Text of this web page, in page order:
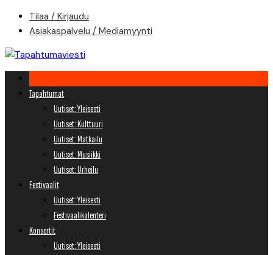
Skip
content
Tilaa / Kirjaudu
Asiakaspalvelu / Mediamyynti
Tapahtumat
Uutiset: Yleisesti
Uutiset: Kulttuuri
Uutiset: Matkailu
Uutiset: Musiikki
Uutiset: Urheilu
Festivaalit
Uutiset: Yleisesti
Festivaalikalenteri
Konsertit
Uutiset: Yleisesti